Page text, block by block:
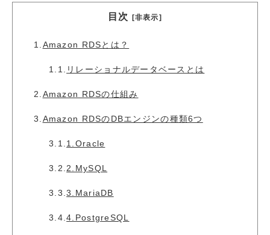
目次 [非表示]
1.Amazon RDSとは？
1.1. リレーショナルデータベースとは
2.Amazon RDSの仕組み
3.Amazon RDSのDBエンジンの種類6つ
3.1.1.Oracle
3.2.2.MySQL
3.3.3.MariaDB
3.4.4.PostgreSQL